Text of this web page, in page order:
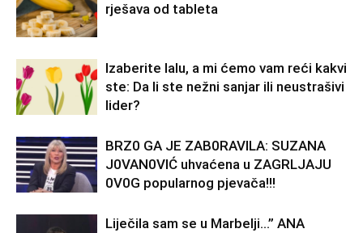
rješava od tableta
Izaberite lalu, a mi ćemo vam reći kakvi
ste: Da li ste nežni sanjar ili neustrašivi
lider?
BRZ0 GA JE ZAB0RAVlLA: SUZANA
J0VAN0VIĆ uhvaćena u ZAGRLJAJU
0V0G popularnog pjevača!!!
Liječila sam se u Marbelji…” ANA